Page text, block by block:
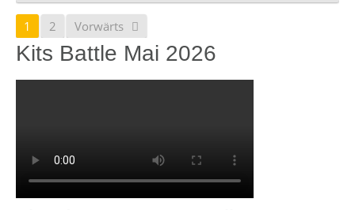
1 2 Vorwärts
Kits Battle Mai 2026